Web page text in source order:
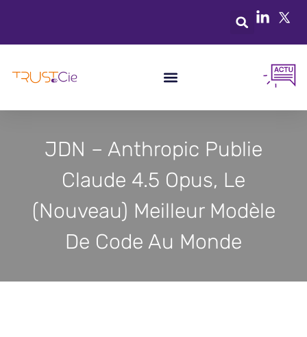
JDN – Anthropic Publie
Claude 4.5 Opus, Le
(nouveau) Meilleur Modèle
De Code Au Monde